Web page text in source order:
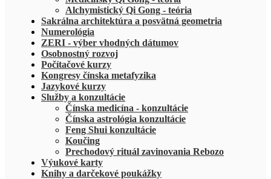
Alchymistický Qi Gong - teória
Sakrálna architektúra a posvätná geometria
Numerológia
ZERI - výber vhodných dátumov
Osobnostný rozvoj
Počítačové kurzy
Kongresy čínska metafyzika
Jazykové kurzy
Služby a konzultácie
Čínska medicína - konzultácie
Čínska astrológia konzultácie
Feng Shui konzultácie
Koučing
Prechodový rituál zavinovania Rebozo
Výukové karty
Knihy a darčekové poukážky